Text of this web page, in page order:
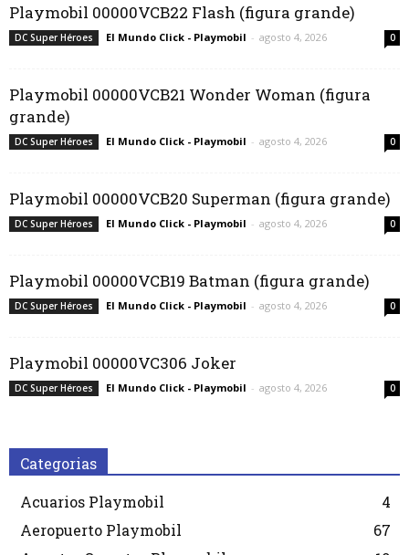
Playmobil 00000VCB22 Flash (figura grande)
DC Super Héroes El Mundo Click - Playmobil - agosto 4, 2026 0
Playmobil 00000VCB21 Wonder Woman (figura
grande)
DC Super Héroes El Mundo Click - Playmobil - agosto 4, 2026 0
Playmobil 00000VCB20 Superman (figura grande)
DC Super Héroes El Mundo Click - Playmobil - agosto 4, 2026 0
Playmobil 00000VCB19 Batman (figura grande)
DC Super Héroes El Mundo Click - Playmobil - agosto 4, 2026 0
Playmobil 00000VC306 Joker
DC Super Héroes El Mundo Click - Playmobil - agosto 4, 2026 0
Categorias
Acuarios Playmobil
4
Aeropuerto Playmobil
67